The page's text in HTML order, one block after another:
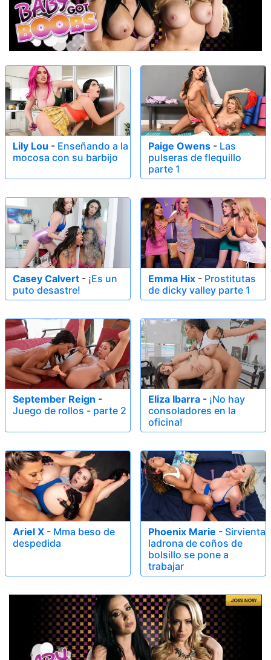
Lily Lou - Enseñando a la
mocosa con su barbijo
Paige Owens - Las
pulseras de flequillo
parte 1
Casey Calvert - ¡Es un
puto desastre!
Emma Hix - Prostitutas
de dicky valley parte 1
September Reign -
Juego de rollos - parte 2
Eliza Ibarra - ¡No hay
consoladores en la
oficina!
Ariel X - Mma beso de
despedida
Phoenix Marie - Sirvienta
ladrona de coños de
bolsillo se pone a
trabajar